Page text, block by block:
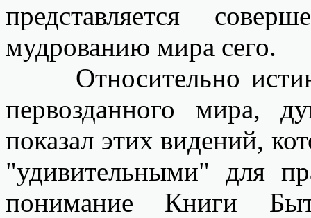
представляется
мудрованию мира сего.
Относительно
первозданного мира,
показал этих видений,
"удивительными" для
понимание Книги